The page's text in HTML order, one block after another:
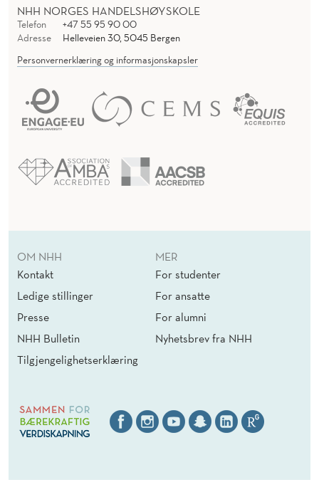
NHH NORGES HANDELSHØYSKOLE
Telefon
+47 55 95 90 00
Adresse
Helleveien 30, 5045 Bergen
Personvernerklæring og informasjonskapsler
OM NHH
Kontakt
Ledige stillinger
Presse
NHH Bulletin
Tilgjengelighetserklæring
MER
For studenter
For ansatte
For alumni
Nyhetsbrev fra NHH